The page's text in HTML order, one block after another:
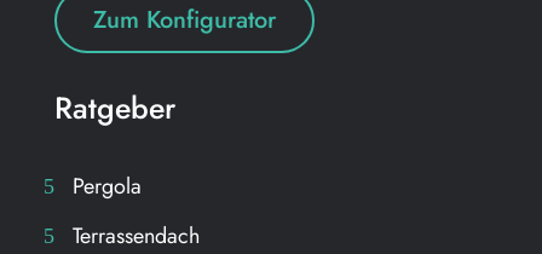
Zum Konfigurator
Ratgeber
Pergola
Terrassendach